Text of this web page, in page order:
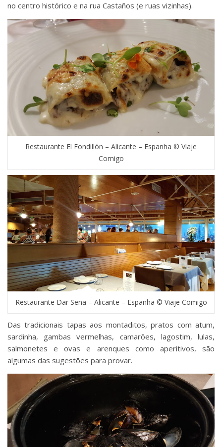
no centro histórico e na rua Castaños (e ruas vizinhas).
Restaurante El Fondillón – Alicante – Espanha © Viaje
Comigo
Restaurante Dar Sena – Alicante – Espanha © Viaje Comigo
Das tradicionais tapas aos montaditos, pratos com atum,
sardinha, gambas vermelhas, camarões, lagostim, lulas,
salmonetes e ovas e arenques como aperitivos, são
algumas das sugestões para provar.